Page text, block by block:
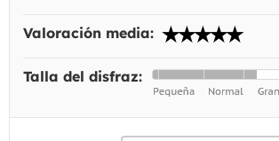
Valoración media:
Talla del disfraz: